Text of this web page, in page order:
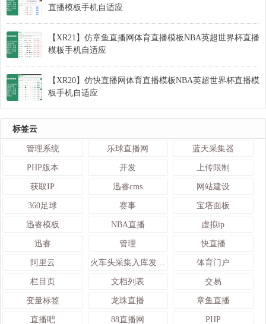
直播模板手机自适应
【XR21】仿章鱼直播网体育直播模板NBA英超世界杯直播
模板手机自适应
【XR20】仿快直播网体育直播模板NBA英超世界杯直播模
板手机自适应
标签云
管理系统 乐球直播网 蓝天采集器
PHP版本 开发 上传限制
获取IP 迅睿cms 网站建设
360足球 赛事 宝塔面板
迅睿模板 NBA直播 虚拟ip
迅睿 管理 快直播
阿里云 火车头采集入库发布接口 体育门户
栏目页 文档列表 交易
变量标签 龙珠直播 章鱼直播
直播吧 88直播网 PHP